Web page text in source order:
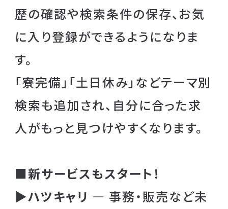
歴の確認や検索条件の保存、お気
に入り登録ができるようになりま
す。
「寮完備」「土日休み」などテーマ別
検索も追加され、自分に合った求
人がもっと見つけやすくなります。
■新サービスもスタート！
▶ハツキャリ — 事務・販売など未